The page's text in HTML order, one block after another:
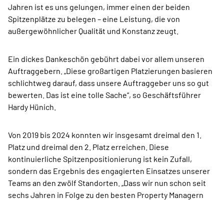
Jahren ist es uns gelungen, immer einen der beiden
Spitzenplätze zu belegen – eine Leistung, die von
außergewöhnlicher Qualität und Konstanz zeugt.
Ein dickes Dankeschön gebührt dabei vor allem unseren
Auftraggebern. „Diese großartigen Platzierungen basieren
schlichtweg darauf, dass unsere Auftraggeber uns so gut
bewerten. Das ist eine tolle Sache“, so Geschäftsführer
Hardy Hünich.
Von 2019 bis 2024 konnten wir insgesamt dreimal den 1.
Platz und dreimal den 2. Platz erreichen. Diese
kontinuierliche Spitzenpositionierung ist kein Zufall,
sondern das Ergebnis des engagierten Einsatzes unserer
Teams an den zwölf Standorten. „Dass wir nun schon seit
sechs Jahren in Folge zu den besten Property Managern